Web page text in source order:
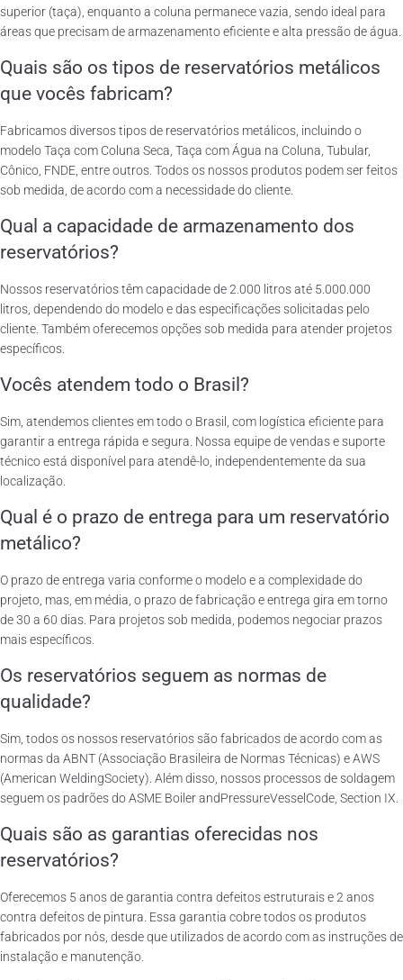
superior (taça), enquanto a coluna permanece vazia, sendo ideal para
áreas que precisam de armazenamento eficiente e alta pressão de água.
Quais são os tipos de reservatórios metálicos
que vocês fabricam?
Fabricamos diversos tipos de reservatórios metálicos, incluindo o
modelo Taça com Coluna Seca, Taça com Água na Coluna, Tubular,
Cônico, FNDE, entre outros. Todos os nossos produtos podem ser feitos
sob medida, de acordo com a necessidade do cliente.
Qual a capacidade de armazenamento dos
reservatórios?
Nossos reservatórios têm capacidade de 2.000 litros até 5.000.000
litros, dependendo do modelo e das especificações solicitadas pelo
cliente. Também oferecemos opções sob medida para atender projetos
específicos.
Vocês atendem todo o Brasil?
Sim, atendemos clientes em todo o Brasil, com logística eficiente para
garantir a entrega rápida e segura. Nossa equipe de vendas e suporte
técnico está disponível para atendê-lo, independentemente da sua
localização.
Qual é o prazo de entrega para um reservatório
metálico?
O prazo de entrega varia conforme o modelo e a complexidade do
projeto, mas, em média, o prazo de fabricação e entrega gira em torno
de 30 a 60 dias. Para projetos sob medida, podemos negociar prazos
mais específicos.
Os reservatórios seguem as normas de
qualidade?
Sim, todos os nossos reservatórios são fabricados de acordo com as
normas da ABNT (Associação Brasileira de Normas Técnicas) e AWS
(American WeldingSociety). Além disso, nossos processos de soldagem
seguem os padrões do ASME Boiler andPressureVesselCode, Section IX.
Quais são as garantias oferecidas nos
reservatórios?
Oferecemos 5 anos de garantia contra defeitos estruturais e 2 anos
contra defeitos de pintura. Essa garantia cobre todos os produtos
fabricados por nós, desde que utilizados de acordo com as instruções de
instalação e manutenção.